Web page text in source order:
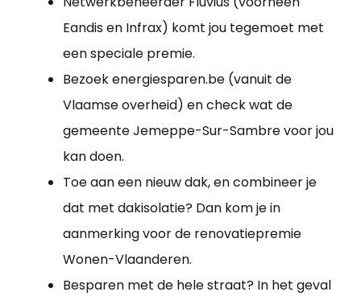
Eandis en Infrax) komt jou tegemoet met
een speciale premie.
Bezoek energiesparen.be (vanuit de
Vlaamse overheid) en check wat de
gemeente Jemeppe-Sur-Sambre voor jou
kan doen.
Toe aan een nieuw dak, en combineer je
dat met dakisolatie? Dan kom je in
aanmerking voor de renovatiepremie
Wonen-Vlaanderen.
Besparen met de hele straat? In het geval